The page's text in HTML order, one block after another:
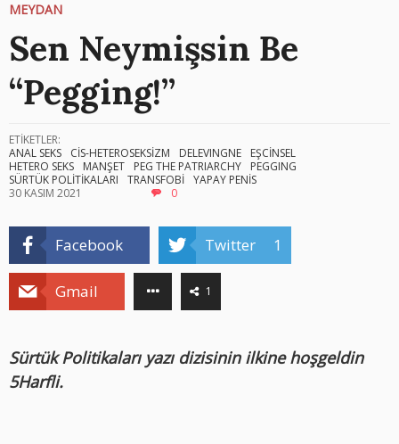
MEYDAN
Sen Neymişsin Be
“Pegging!”
ETİKETLER:
ANAL SEKS
CİS-HETEROSEKSİZM DELEVINGNE
EŞCİNSEL
HETERO SEKS
MANŞET PEG THE PATRIARCHY
PEGGING
SÜRTÜK POLİTİKALARI
TRANSFOBİ YAPAY PENİS
30 KASIM 2021
0
Facebook Twitter 1
Gmail 1
Sürtük Politikaları yazı dizisinin ilkine hoşgeldin
5Harfli.